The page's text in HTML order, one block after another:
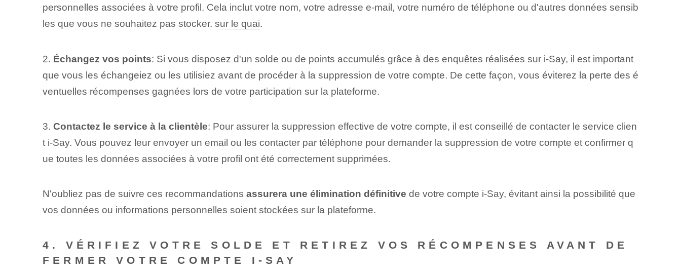
personnelles associées à votre profil. Cela inclut votre nom, votre adresse e-mail, votre numéro de téléphone ou d'autres données sensib
les que vous ne souhaitez pas stocker. sur le quai.
2. Échangez vos points: Si vous disposez d'un solde ou de points accumulés grâce à des enquêtes réalisées sur i-Say, il est important
que vous les échangeiez ou les utilisiez avant de procéder à la suppression de votre compte. De cette façon, vous éviterez la perte des é
ventuelles récompenses gagnées lors de votre participation sur la plateforme.
3. Contactez le service à la clientèle: Pour assurer la suppression effective de votre compte, il est conseillé de contacter le service clien
t i-Say. Vous pouvez leur envoyer un email ou les contacter par téléphone pour demander la suppression de votre compte et confirmer q
ue toutes les données associées à votre profil ont été correctement supprimées.
N'oubliez pas de suivre ces recommandations assurera une élimination définitive de votre compte i-Say, évitant ainsi la possibilité que
vos données ou informations personnelles soient stockées sur la plateforme.
4. VÉRIFIEZ VOTRE SOLDE ET RETIREZ VOS RÉCOMPENSES AVANT DE
FERMER VOTRE COMPTE I-SAY